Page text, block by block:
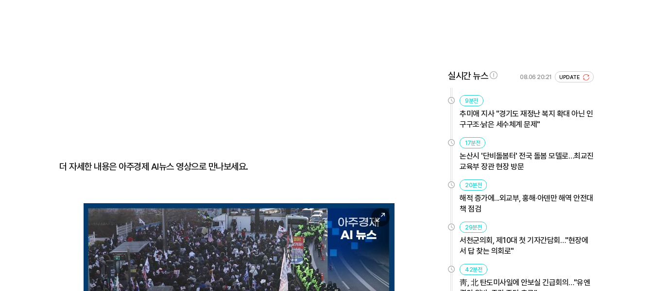
더 자세한 내용은 아주경제 AI뉴스 영상으로 만나보세요.
이
미
지
확
대
실시간 뉴스 08.06 20:21 UPDATE
9분전
추미애 지사 "경기도 재정난 복지 확대 아닌 인
구구조·낡은 세수체계 문제"
17분전
논산시 '단비돌봄터' 전국 돌봄 모델로…최교진
교육부 장관 현장 방문
20분전
해적 증가에...외교부, 홍해·아덴만 해역 안전대
책 점검
29분전
서천군의회, 제10대 첫 기자간담회…"현장에
서 답 찾는 의회로"
42분전
靑, 北 탄도미사일에 안보실 긴급회의…"유엔